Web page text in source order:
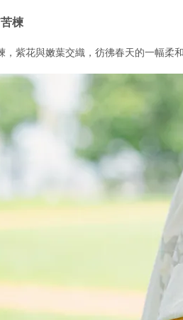
楝
，紫花與嫩葉交織，彷彿春天的一幅柔